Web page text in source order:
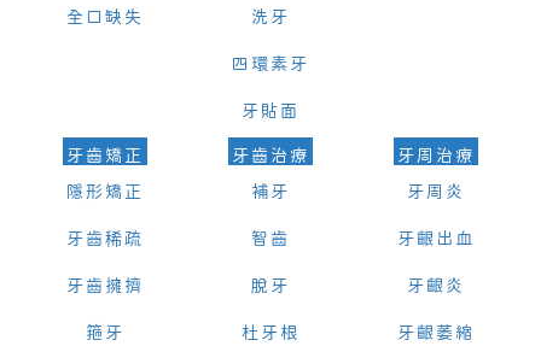
全口缺失 洗牙
四環素牙
牙貼面
牙齒矯正
隱形矯正
牙齒稀疏
牙齒擁擠
箍牙
牙齒治療
補牙
智齒
脫牙
杜牙根
牙周治療
牙周炎
牙齦出血
牙齦炎
牙齦萎縮